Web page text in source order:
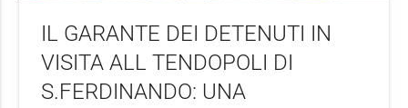
IL GARANTE DEI DETENUTI IN
VISITA ALL TENDOPOLI DI
S.FERDINANDO: UNA